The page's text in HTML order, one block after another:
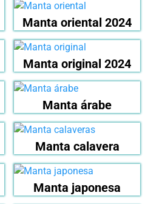
Manta oriental 2024
Manta original 2024
Manta árabe
Manta calavera
Manta japonesa